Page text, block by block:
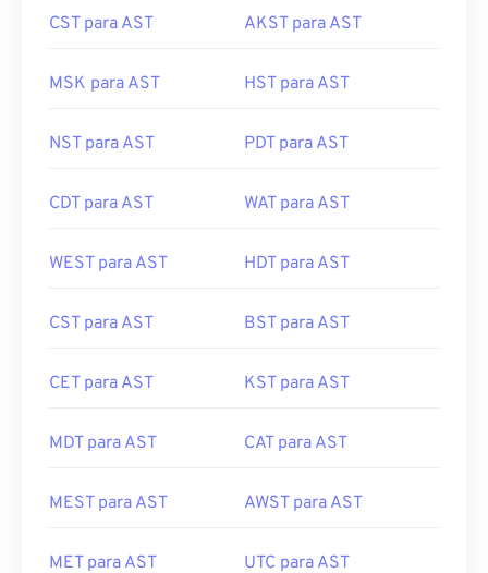
CST para AST AKST para AST
MSK para AST HST para AST
NST para AST PDT para AST
CDT para AST WAT para AST
WEST para AST HDT para AST
CST para AST BST para AST
CET para AST KST para AST
MDT para AST CAT para AST
MEST para AST AWST para AST
MET para AST UTC para AST